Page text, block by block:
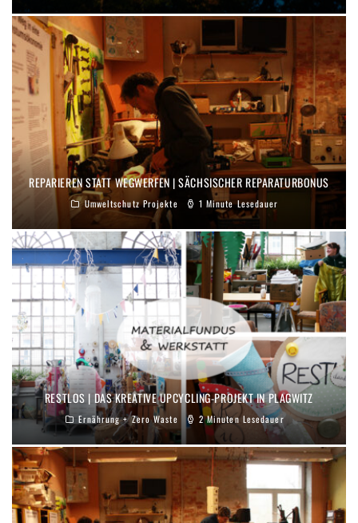
REPARIEREN STATT WEGWERFEN | SÄCHSISCHER REPARATURBONUS
Umweltschutz Projekte 1 Minute Lesedauer
RESTLOS | DAS KREATIVE UPCYCLING-PROJEKT IN PLAGWITZ
Ernährung + Zero Waste 2 Minuten Lesedauer